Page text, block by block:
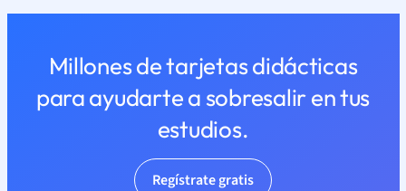
Millones de tarjetas didácticas
para ayudarte a sobresalir en tus
estudios.
Regístrate gratis